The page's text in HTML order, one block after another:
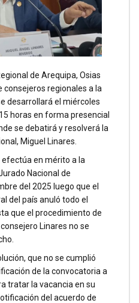
de Arequipa, Osias
consejeros regionales a la
desarrollará el miércoles
horas en forma presencial
se debatirá y resolverá la
Miguel Linares.
efectúa en mérito a la
Nacional de
del 2025 luego que el
del país anuló todo el
que el procedimiento de
Linares no se
que no se cumplió
de la convocatoria a
tratar la vacancia en su
del acuerdo de